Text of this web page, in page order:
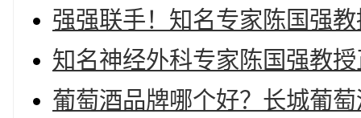
强强联手！知名专家陈国强
知名神经外科专家陈国强教
葡萄酒品牌哪个好？长城葡